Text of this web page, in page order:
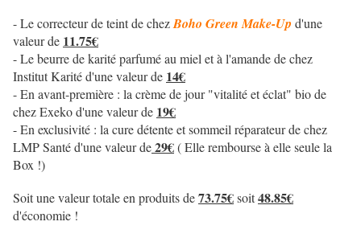
- Le correcteur de teint de chezBoho Green Make-Up d'une
valeur de 11.75€
- Le beurre de karité parfumé au miel et à l'amande de chez
Institut Karité d'une valeur de 14€
- En avant-première : la crème de jour "vitalité et éclat" bio de
chez Exeko d'une valeur de 19€
- En exclusivité : la cure détente et sommeil réparateur de chez
LMP Santé d'une valeur de29€( Elle rembourse à elle seule la
Box !)
Soit une valeur totale en produits de73.75€soit48.85€
d'économie !